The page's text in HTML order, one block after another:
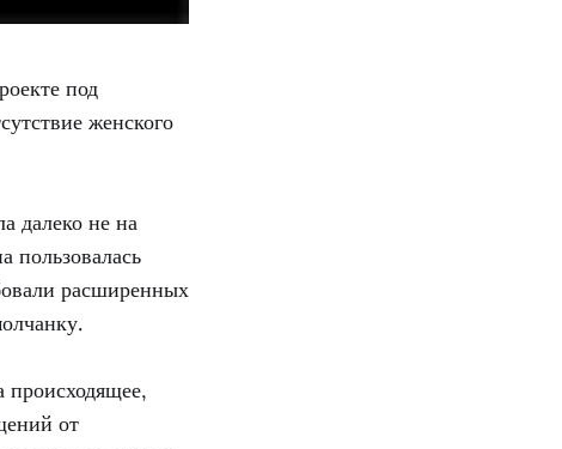
под
женского
далеко не на
пользовалась
расширенных
происходящее,
от